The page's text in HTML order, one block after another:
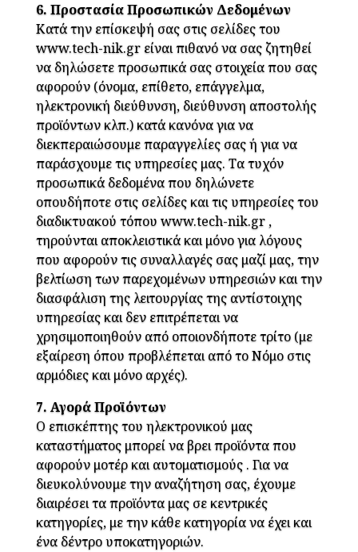
6. Προστασία Προσωπικών Δεδομένων
Κατά την επίσκεψή σας στις σελίδες του
www.tech-nik.gr είναι πιθανό να σας ζητηθεί
να δηλώσετε προσωπικά σας στοιχεία που σας
αφορούν (όνομα, επίθετο, επάγγελμα,
ηλεκτρονική διεύθυνση, διεύθυνση αποστολής
προϊόντων κλπ.) κατά κανόνα για να
διεκπεραιώσουμε παραγγελίες σας ή για να
παράσχουμε τις υπηρεσίες μας. Τα τυχόν
προσωπικά δεδομένα που δηλώνετε
οπουδήποτε στις σελίδες και τις υπηρεσίες του
διαδικτυακού τόπου www.tech-nik.gr ,
τηρούνται αποκλειστικά και μόνο για λόγους
που αφορούν τις συναλλαγές σας μαζί μας, την
βελτίωση των παρεχομένων υπηρεσιών και την
διασφάλιση της λειτουργίας της αντίστοιχης
υπηρεσίας και δεν επιτρέπεται να
χρησιμοποιηθούν από οποιονδήποτε τρίτο (με
εξαίρεση όπου προβλέπεται από το Νόμο στις
αρμόδιες και μόνο αρχές).
7. Αγορά Προϊόντων
Ο επισκέπτης του ηλεκτρονικού μας
καταστήματος μπορεί να βρει προϊόντα που
αφορούν μοτέρ και αυτοματισμούς . Για να
διευκολύνουμε την αναζήτηση σας, έχουμε
διαιρέσει τα προϊόντα μας σε κεντρικές
κατηγορίες, με την κάθε κατηγορία να έχει και
ένα δέντρο υποκατηγοριών.